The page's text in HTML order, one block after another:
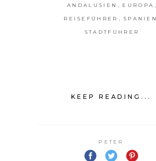
ANDALUSIEN , EUROPA ,
REISEFÜHRER , SPANIEN
STADTFÜHRER
KEEP READING...
PETER